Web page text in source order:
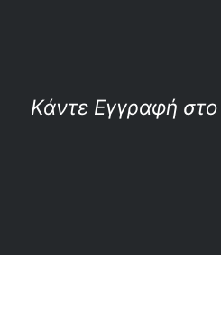
Κάντε Εγγραφή